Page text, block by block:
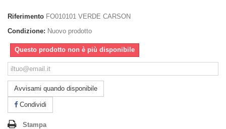
Riferimento FO010101 VERDE CARSON
Condizione: Nuovo prodotto
Questo prodotto non è più disponibile
Avvisami quando disponibile
Condividi
Stampa